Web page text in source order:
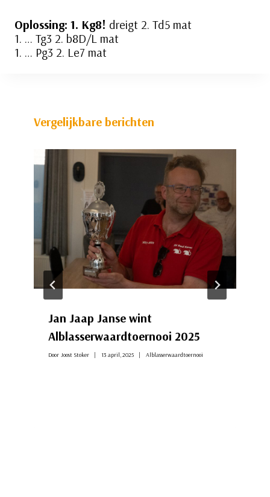
Oplossing: 1. Kg8! dreigt 2. Td5 mat
1. … Tg3 2. b8D/L mat
1. … Pg3 2. Le7 mat
Vergelijkbare berichten
Jan Jaap Janse wint
Alblasserwaardtoernooi 2025
Door Joost Stoker 13 april, 2025 Alblasserwaardtoernooi